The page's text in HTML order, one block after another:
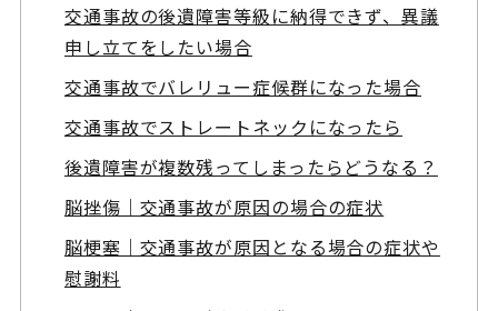
交通事故の後遺障害等級に納得できず、異議
申し立てをしたい場合
交通事故でバレリュー症候群になった場合
交通事故でストレートネックになったら
後遺障害が複数残ってしまったらどうなる？
脳挫傷｜交通事故が原因の場合の症状
脳梗塞｜交通事故が原因となる場合の症状や
慰謝料